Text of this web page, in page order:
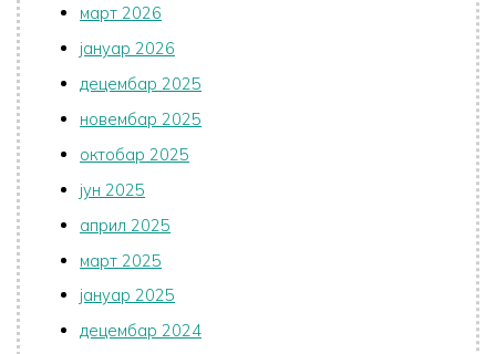
март 2026
јануар 2026
децембар 2025
новембар 2025
октобар 2025
јун 2025
април 2025
март 2025
јануар 2025
децембар 2024